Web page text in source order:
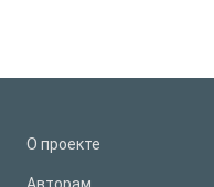
О проекте
Авторам